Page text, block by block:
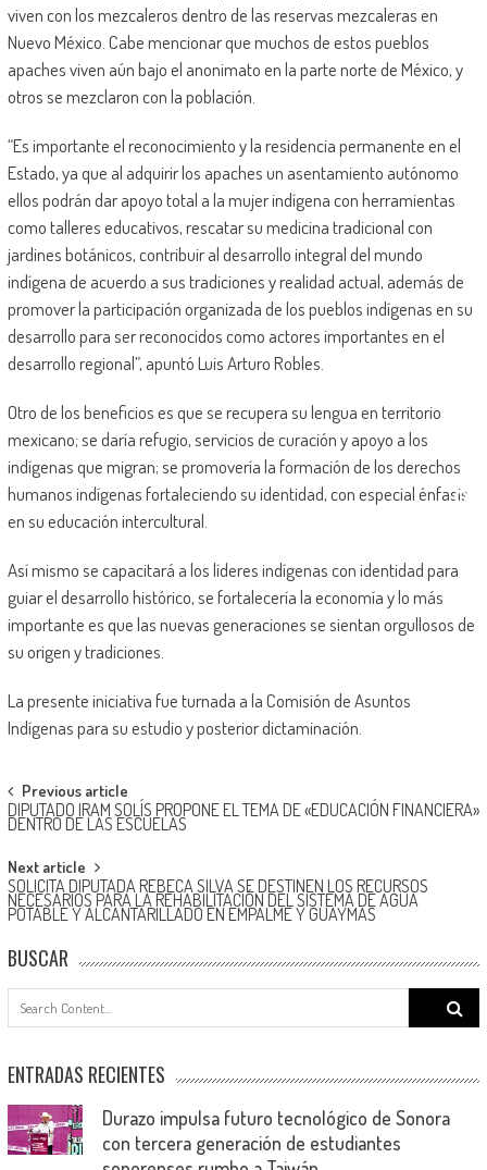
viven con los mezcaleros dentro de las reservas mezcaleras en
Nuevo México. Cabe mencionar que muchos de estos pueblos
apaches viven aún bajo el anonimato en la parte norte de México, y
otros se mezclaron con la población.
“Es importante el reconocimiento y la residencia permanente en el
Estado, ya que al adquirir los apaches un asentamiento autónomo
ellos podrán dar apoyo total a la mujer indígena con herramientas
como talleres educativos, rescatar su medicina tradicional con
jardines botánicos, contribuir al desarrollo integral del mundo
indígena de acuerdo a sus tradiciones y realidad actual, además de
promover la participación organizada de los pueblos indígenas en su
desarrollo para ser reconocidos como actores importantes en el
desarrollo regional”, apuntó Luis Arturo Robles.
Otro de los beneficios es que se recupera su lengua en territorio
mexicano; se daría refugio, servicios de curación y apoyo a los
indígenas que migran; se promovería la formación de los derechos
humanos indígenas fortaleciendo su identidad, con especial énfasis
en su educación intercultural.
Así mismo se capacitará a los líderes indígenas con identidad para
guiar el desarrollo histórico, se fortalecería la economía y lo más
importante es que las nuevas generaciones se sientan orgullosos de
su origen y tradiciones.
La presente iniciativa fue turnada a la Comisión de Asuntos
Indígenas para su estudio y posterior dictaminación.
Post
navigation
Previous article
DIPUTADO IRAM SOLÍS PROPONE EL TEMA DE «EDUCACIÓN FINANCIERA»
DENTRO DE LAS ESCUELAS
Next article
SOLICITA DIPUTADA REBECA SILVA SE DESTINEN LOS RECURSOS
NECESARIOS PARA LA REHABILITACIÓN DEL SISTEMA DE AGUA
POTABLE Y ALCANTARILLADO EN EMPALME Y GUAYMAS
BUSCAR
Search
for:
ENTRADAS RECIENTES
Durazo impulsa futuro tecnológico de Sonora
con tercera generación de estudiantes